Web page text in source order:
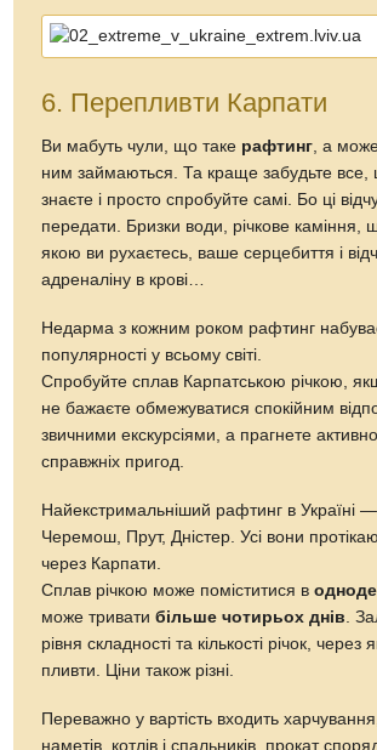
6. Перепливти Карпати
Ви мабуть чули, що таке рафтинг , а
ним займаються. Та краще забудьте все,
знаєте і просто спробуйте самі. Бо ці
передати. Бризки води, річкове каміння,
якою ви рухаєтесь, ваше серцебиття і
адреналіну в крові…
Недарма з кожним роком рафтинг
популярності у всьому світі.
Спробуйте сплав Карпатською річкою,
не бажаєте обмежуватися спокійним
звичними екскурсіями, а прагнете
справжніх пригод.
Найекстримальніший рафтинг в Україні —
Черемош, Прут, Дністер. Усі вони
через Карпати.
Сплав річкою може поміститися в
може триватибільше чотирьох днів .
рівня складності та кількості річок, через
пливти. Ціни також різні.
Переважно у вартість входить
наметів, котлів і спальників, прокат